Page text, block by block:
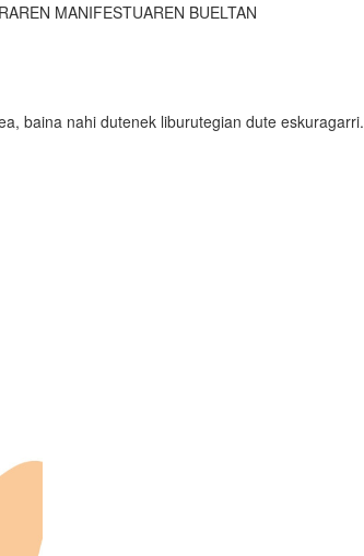
MANIFESTUAREN BUELTAN
baina nahi dutenek liburutegian dute eskuragarri.